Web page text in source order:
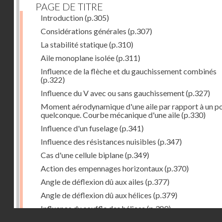
PAGE DE TITRE
Introduction(p.305)
Considérations générales (p.307)
La stabilité statique(p.310)
Aile monoplane isolée(p.311)
Influence de la flèche et du gauchissement combinés
(p.322)
Influence du V avec ou sans gauchissement(p.327)
Moment aérodynamique d'une aile par rapport à un
quelconque. Courbe mécanique d'une aile(p.330)
Influence d'un fuselage(p.341)
Influence des résistances nuisibles (p.347)
Cas d'une cellule biplane(p.349)
Action des empennages horizontaux(p.370)
Angle de déflexion dû aux ailes (p.377)
Angle de déflexion dû aux hélices (p.379)
Influence du souffle des hélices(p.380)